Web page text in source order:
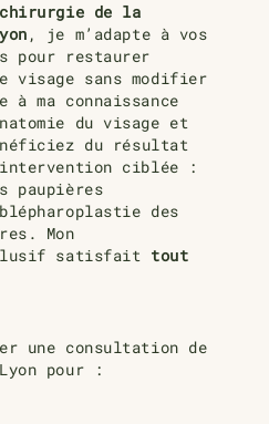
chirurgie de la
, je m’adapte à vos
pour restaurer
visage sans modifier
ma connaissance
du visage et
du résultat
intervention ciblée :
paupières
des
Mon
satisfait tout
une consultation de
pour :